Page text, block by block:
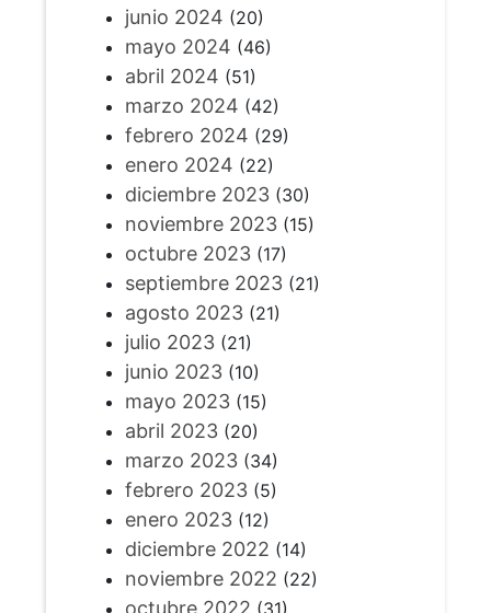
junio 2024 (20)
mayo 2024 (46)
abril 2024 (51)
marzo 2024 (42)
febrero 2024 (29)
enero 2024 (22)
diciembre 2023(30)
noviembre 2023(15)
octubre 2023(17)
septiembre 2023(21)
agosto 2023(21)
julio 2023(21)
junio 2023(10)
mayo 2023(15)
abril 2023(20)
marzo 2023(34)
febrero 2023(5)
enero 2023(12)
diciembre 2022 (14)
noviembre 2022 (22)
octubre 2022 (31)